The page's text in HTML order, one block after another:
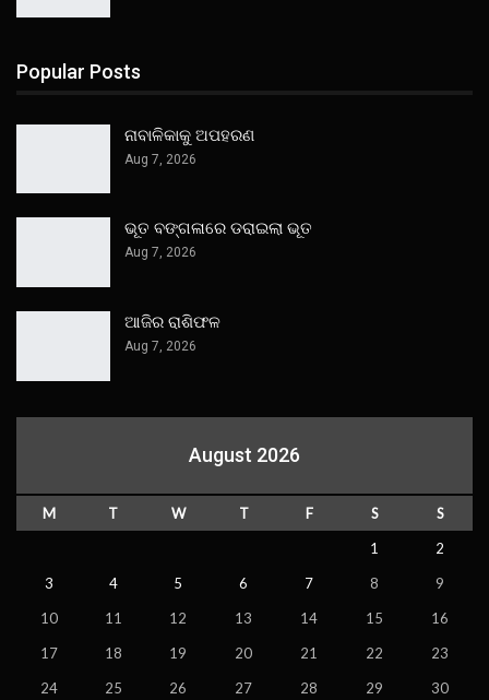
Popular Posts
ନାବାଳିକାକୁ ଅପହରଣ
Aug 7, 2026
ଭୂତ ବଙ୍ଗଳାରେ ଡରାଇଲା ଭୂତ
Aug 7, 2026
ଆଜିର ରାଶିଫଳ
Aug 7, 2026
August 2026
M T W T F S
S
1
2
3
4 5 6 7 8
9
10
11 12 13 14 15
16
17
18 19 20 21 22
23
24
25 26 27 28 29 30